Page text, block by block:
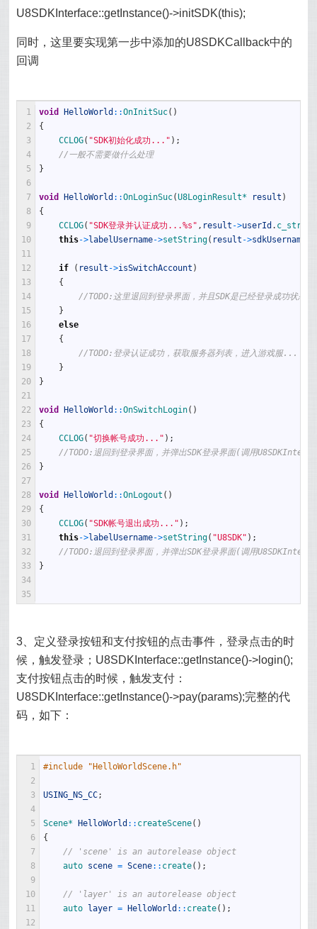
U8SDKInterface::getInstance()->initSDK(this);
同时，这里要实现第一步中添加的U8SDKCallback中的
回调
1
2
3
4
5
6
7
8
9
10
11
12
13
14
15
16
17
18
19
20
21
22
23
24
25
26
27
28
29
30
31
32
33
34
35
void HelloWorld ::OnInitSuc( )
{
CCLOG( "SDK初始化成功..." ) ;
//一般不需要做什么处理
}
void HelloWorld ::OnLoginSuc(U8LoginResult* result )
{
CCLOG( "SDK登录并认证成功...%s" , result ->userId . c_str
this->labelUsername->setString( result ->sdkUsername
if ( result ->isSwitchAccount )
{
//TODO:这里退回到登录界面，并且SDK是已经登录成功状态
}
else
{
//TODO:登录认证成功，获取服务器列表，进入游戏服...
}
}
void HelloWorld ::OnSwitchLogin( )
{
CCLOG( "切换帐号成功..." ) ;
//TODO:退回到登录界面，并弹出SDK登录界面(调用
}
void HelloWorld ::OnLogout ( )
{
CCLOG( "SDK帐号退出成功..." ) ;
this->labelUsername->setString( "U8SDK" ) ;
//TODO:退回到登录界面，并弹出SDK登录界面(调用
}
3、定义登录按钮和支付按钮的点击事件，登录点击的时
候，触发登录；U8SDKInterface::getInstance()->login();
支付按钮点击的时候，触发支付：
U8SDKInterface::getInstance()->pay(params);完整的代
码，如下：
1
2
3
4
5
6
7
8
9
10
11
12
#include "HelloWorldScene.h"
USING_NS_CC;
Scene* HelloWorld :: createScene( )
{
// 'scene' is an autorelease object
auto scene = Scene:: create( ) ;
// 'layer' is an autorelease object
auto
layer = HelloWorld :: create( ) ;